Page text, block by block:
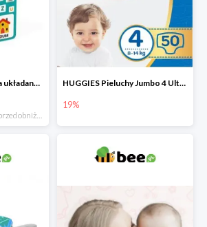
PUZZLE Magnetyczna układanka Alfabet HUGGIES Pieluchy Jumbo 4 Ultra Comfort -19%
19%